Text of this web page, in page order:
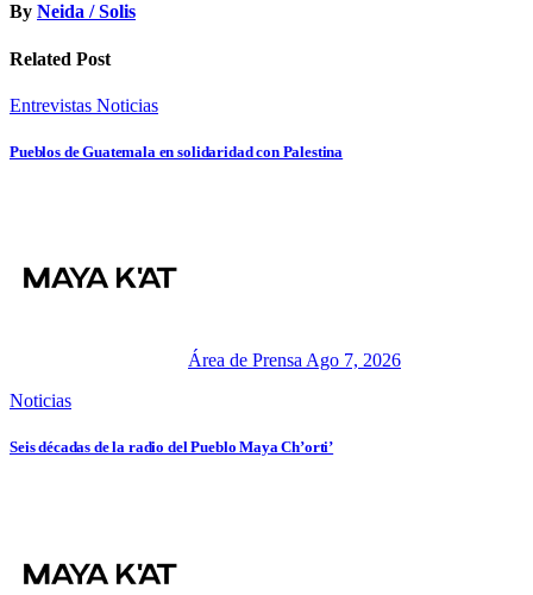
By Neida / Solis
Related Post
Entrevistas Noticias
Pueblos de Guatemala en solidaridad con Palestina
Área de Prensa Ago 7, 2026
Noticias
Seis décadas de la radio del Pueblo Maya Ch’orti’